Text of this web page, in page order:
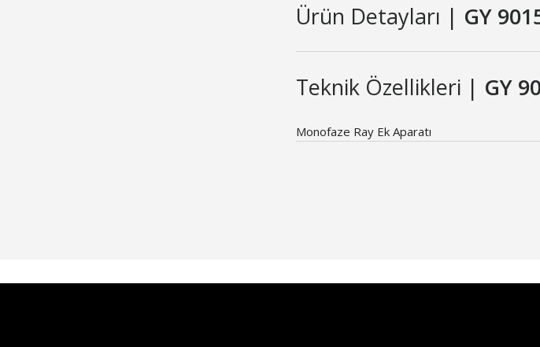
Ürün Detayları | GY
Teknik Özellikleri | GY
Monofaze Ray Ek Aparatı